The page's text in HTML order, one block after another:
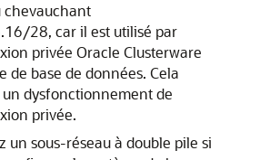
chevauchant
28, car il est utilisé par
privée Oracle Clusterware
de base de données. Cela
dysfonctionnement de
privée.
un sous-réseau à double pile si